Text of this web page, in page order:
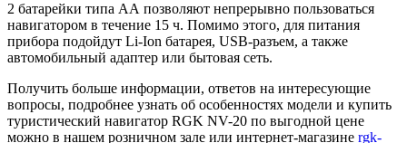
2 батарейки типа АА позволяют непрерывно пользоваться
навигатором в течение 15 ч. Помимо этого, для питания
прибора подойдут Li-Ion батарея, USB-разъем, а также
автомобильный адаптер или бытовая сеть.
Получить больше информации, ответов на интересующие
вопросы, подробнее узнать об особенностях модели и купить
туристический навигатор RGK NV-20 по выгодной цене
можно в нашем розничном зале или интернет-магазине rgk-